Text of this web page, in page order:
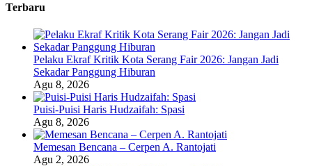
Terbaru
Pelaku Ekraf Kritik Kota Serang Fair 2026: Jangan Jadi
Sekadar Panggung Hiburan
Agu 8, 2026
Puisi-Puisi Haris Hudzaifah: Spasi
Agu 8, 2026
Memesan Bencana – Cerpen A. Rantojati
Agu 2, 2026